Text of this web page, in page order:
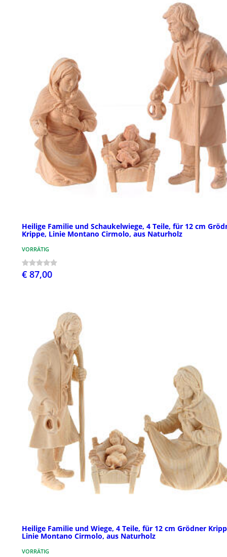
Heilige Familie und Schaukelwiege, 4 Teile, für 12 cm
Krippe, Linie Montano Cirmolo, aus Naturholz
VORRÄTIG
€ 87,00
Heilige Familie und Wiege, 4 Teile, für 12 cm Grödner
Linie Montano Cirmolo, aus Naturholz
VORRÄTIG